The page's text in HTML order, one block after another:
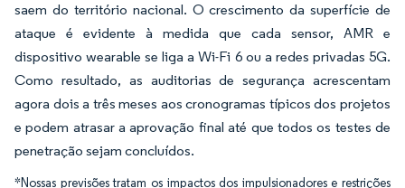
saem do território nacional. O crescimento da superfície de
ataque é evidente à medida que cada sensor, AMR e
dispositivo wearable se liga a Wi-Fi 6 ou a redes privadas 5G.
Como resultado, as auditorias de segurança acrescentam
agora dois a três meses aos cronogramas típicos dos projetos
e podem atrasar a aprovação final até que todos os testes de
penetração sejam concluídos.
*Nossas previsões tratam os impactos dos impulsionadores e restrições